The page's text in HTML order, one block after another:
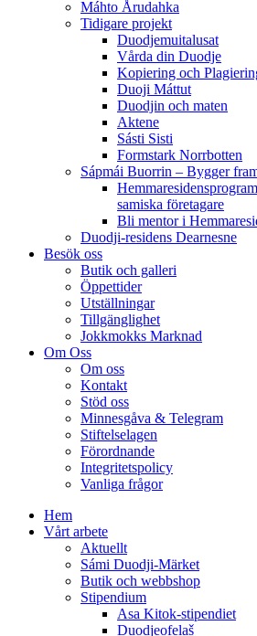
Máhto Årudahka
Tidigare projekt
Duodjemuitalusat
Vårda din Duodje
Kopiering och
Duoji Máttut
Duodjin och maten
Aktene
Sásti Sisti
Formstark Norrbotten
Sápmái Buorrin – Bygger
samiska företagare​
Bli mentor i
Duodji-residens Dearnesne
Besök oss
Butik och galleri
Öppettider
Utställningar
Tillgänglighet
Jokkmokks Marknad
Om Oss
Om oss
Kontakt
Stöd oss
Minnesgåva & Telegram
Stiftelselagen
Förordnande
Integritetspolicy
Vanliga frågor
Hem
Vårt arbete
Aktuellt
Sámi Duodji-Märket
Butik och webbshop
Stipendium
Asa Kitok-stipendiet
Duodjeofelaš